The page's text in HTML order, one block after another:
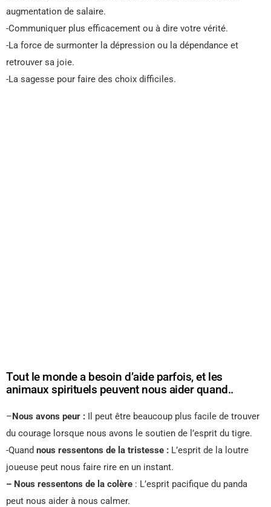
augmentation de salaire.
-Communiquer plus efficacement ou à dire votre vérité.
-La force de surmonter la dépression ou la dépendance et
retrouver sa joie.
-La sagesse pour faire des choix difficiles.
Tout le monde a besoin d’aide parfois, et les
animaux spirituels peuvent nous aider quand..
–Nous avons peur : Il peut être beaucoup plus facile de trouver
du courage lorsque nous avons le soutien de l’esprit du tigre.
-Quand nous ressentons de la tristesse : L’esprit de la loutre
joueuse peut nous faire rire en un instant.
– Nous ressentons de la colère : L’esprit pacifique du panda
peut nous aider à nous calmer.